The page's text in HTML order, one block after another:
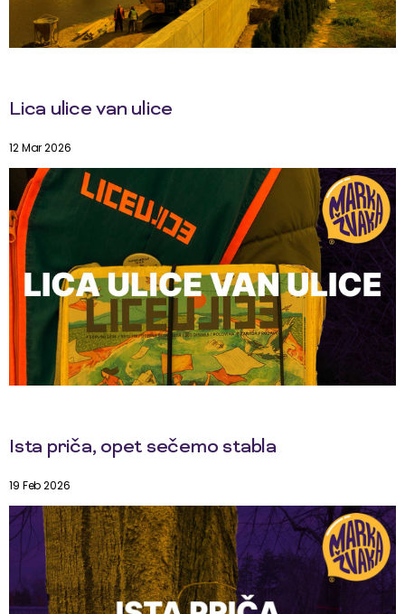
Lica ulice van ulice
12 Mar 2026
Ista priča, opet sečemo stabla
19 Feb 2026